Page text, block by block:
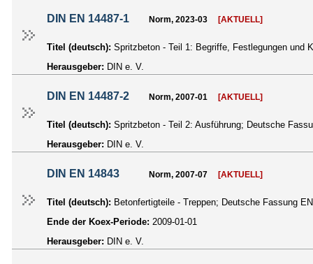
DIN EN 14487-1 Norm, 2023-03 [AKTUELL]
Titel (deutsch): Spritzbeton - Teil 1: Begriffe, Festlegungen und
Herausgeber: DIN e. V.
DIN EN 14487-2 Norm, 2007-01 [AKTUELL]
Titel (deutsch): Spritzbeton - Teil 2: Ausführung; Deutsche
Herausgeber: DIN e. V.
DIN EN 14843 Norm, 2007-07 [AKTUELL]
Titel (deutsch): Betonfertigteile - Treppen; Deutsche Fassung
Ende der Koex-Periode: 2009-01-01
Herausgeber: DIN e. V.